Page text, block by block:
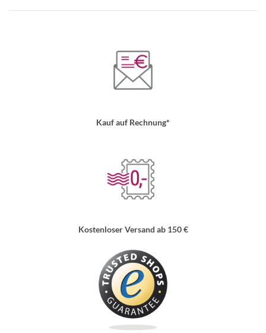
Kauf auf Rechnung*
Kostenloser Versand ab 150 €